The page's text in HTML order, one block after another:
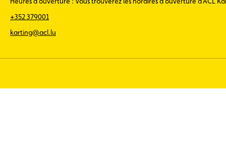
+352 379001
karting@acl.lu